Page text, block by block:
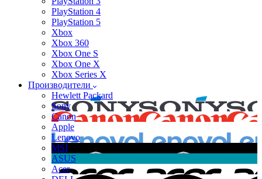
PlayStation 4
PlayStation 5
Xbox
Xbox 360
Xbox One S
Xbox One X
Xbox Series X
Производители
Hewlett Packard
Sony
Canon
Apple
Lenovo
MSI
ASUS
Acer